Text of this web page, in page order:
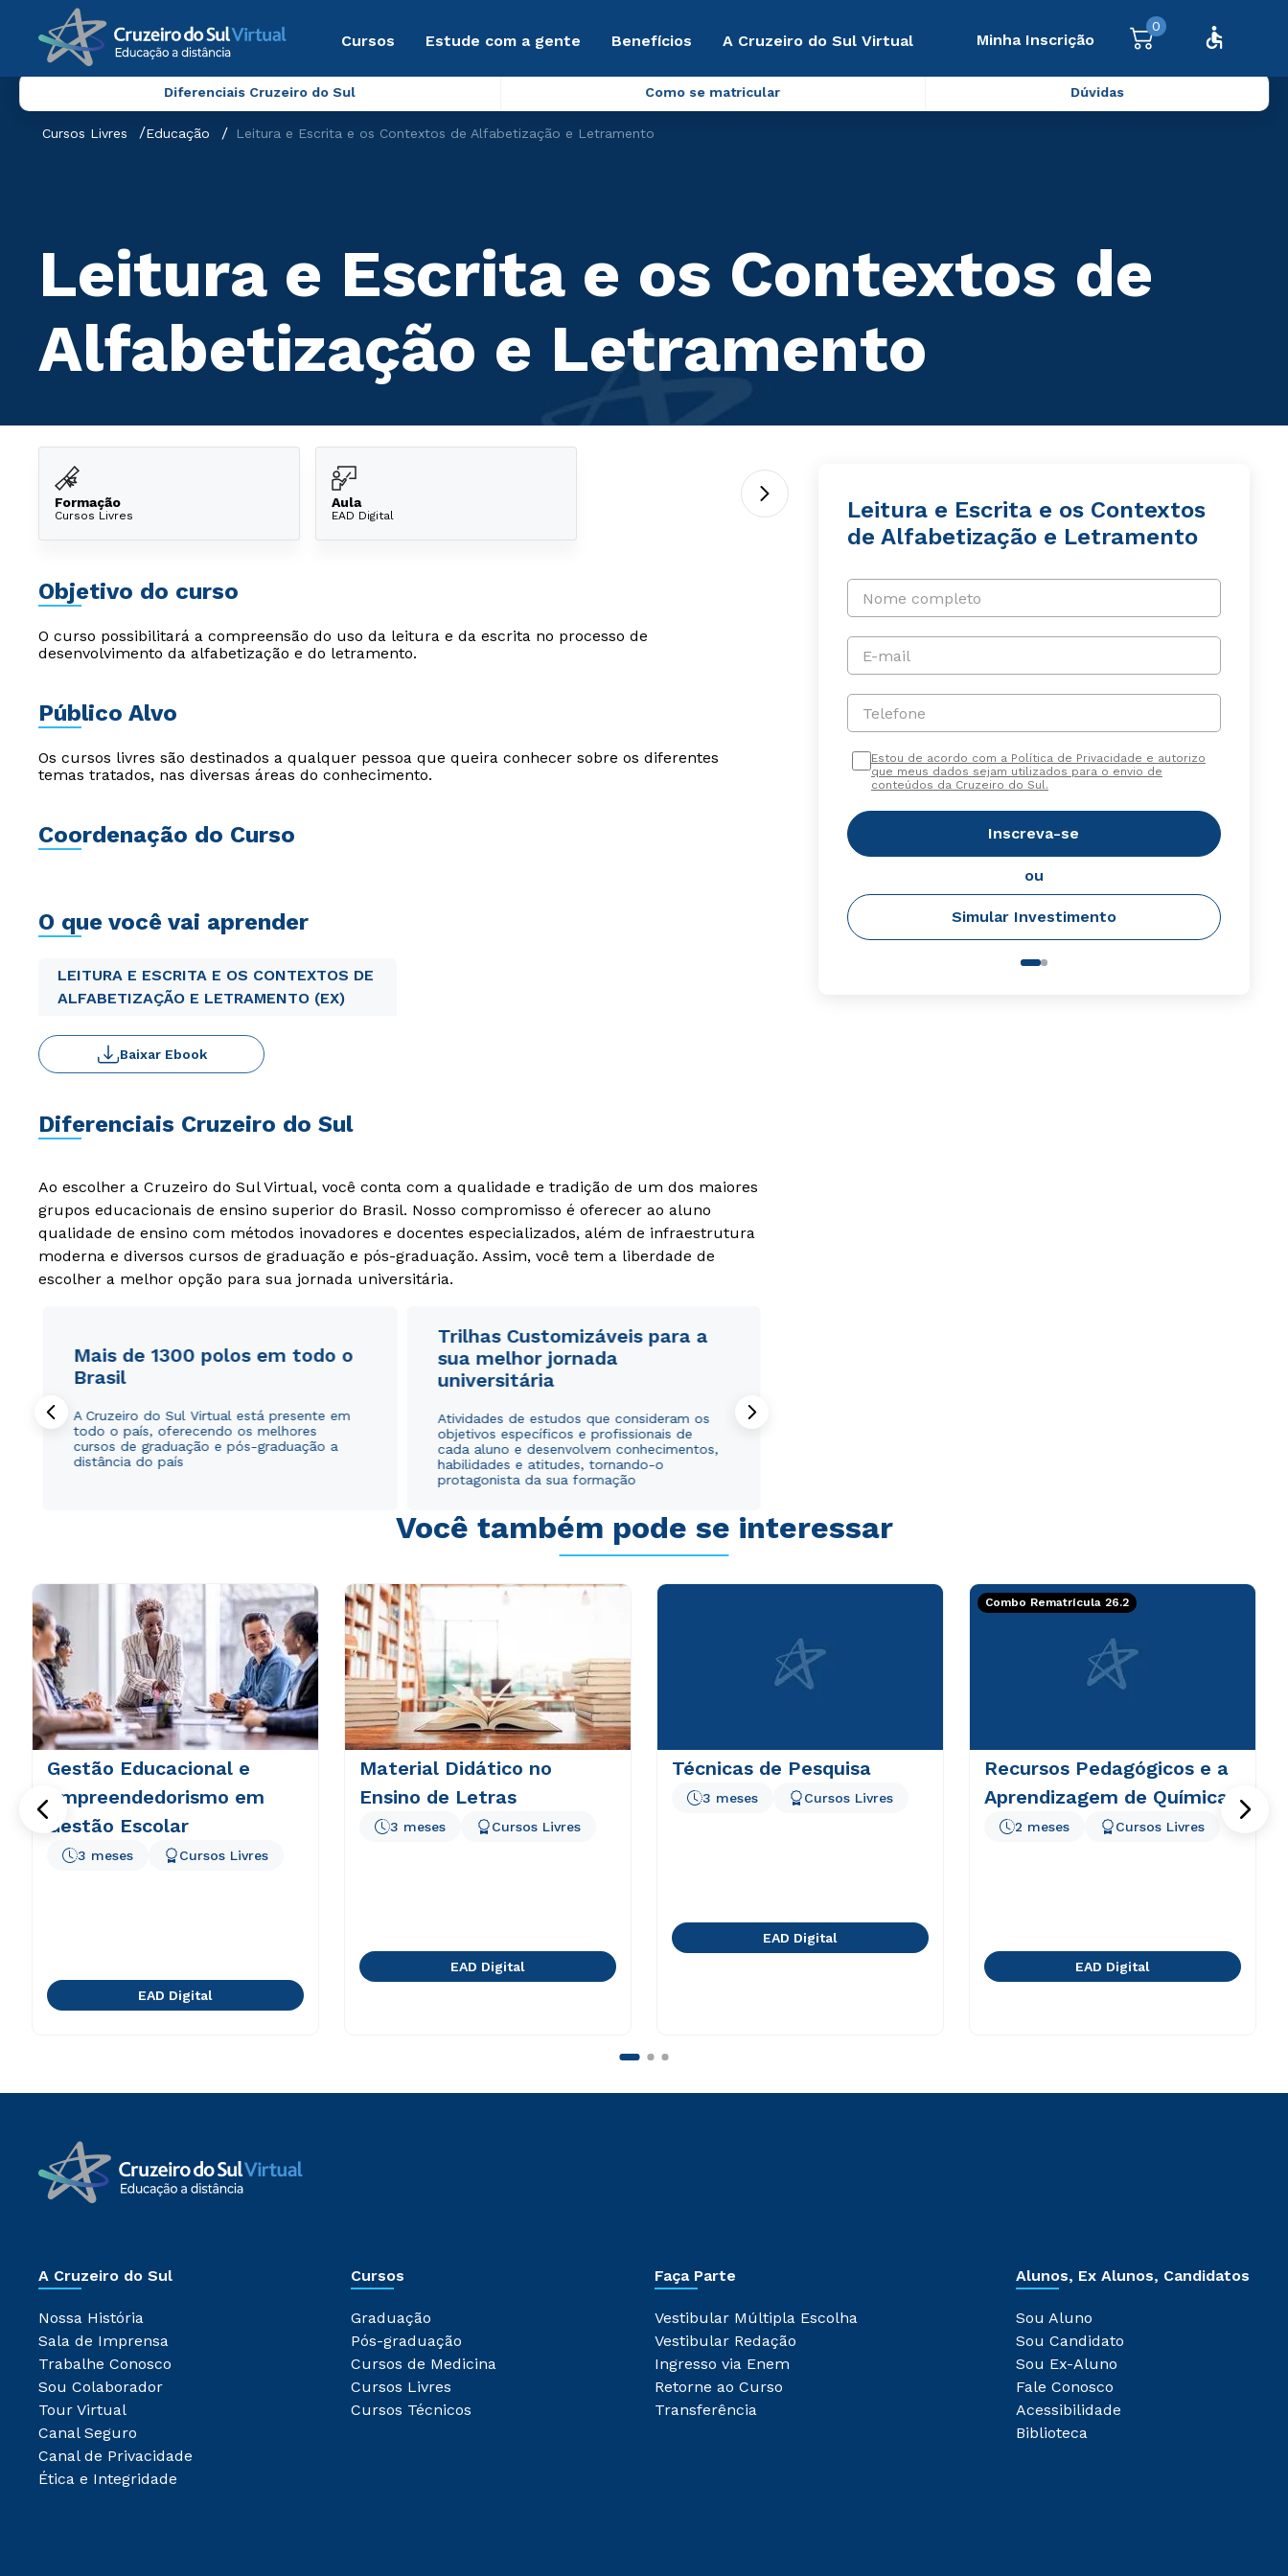
Cursos Estude com a gente Benefícios A Cruzeiro do Sul Virtual Minha Inscrição
0
Diferenciais Cruzeiro do Sul Como se matricular Dúvidas
Cursos Livres Educação Leitura e Escrita e os Contextos de Alfabetização e Letramento
Leitura e Escrita e os Contextos de
Alfabetização e Letramento
Formação
Cursos Livres
Aula
EAD Digital
Objetivo do curso
O curso possibilitará a compreensão do uso da leitura e da escrita no processo de
desenvolvimento da alfabetização e do letramento.
Público Alvo
Os cursos livres são destinados a qualquer pessoa que queira conhecer sobre os diferentes
temas tratados, nas diversas áreas do conhecimento.
Coordenação do Curso
O que você vai aprender
LEITURA E ESCRITA E OS CONTEXTOS DE
ALFABETIZAÇÃO E LETRAMENTO (EX)
Baixar Ebook
Diferenciais Cruzeiro do Sul
Ao escolher a Cruzeiro do Sul Virtual, você conta com a qualidade e tradição de um dos maiores
grupos educacionais de ensino superior do Brasil. Nosso compromisso é oferecer ao aluno
qualidade de ensino com métodos inovadores e docentes especializados, além de infraestrutura
moderna e diversos cursos de graduação e pós-graduação. Assim, você tem a liberdade de
escolher a melhor opção para sua jornada universitária.
Mais de 1300 polos em todo o
Brasil
A Cruzeiro do Sul Virtual está presente em
todo o país, oferecendo os melhores
cursos de graduação e pós-graduação a
distância do país
Trilhas Customizáveis para a
sua melhor jornada
universitária
Atividades de estudos que consideram os
objetivos específicos e profissionais de
cada aluno e desenvolvem conhecimentos,
habilidades e atitudes, tornando-o
protagonista da sua formação
Leitura e Escrita e os Contextos
de Alfabetização e Letramento
Nome completo
E-mail
Telefone
Estou de acordo com a Política de Privacidade e autorizo
que meus dados sejam utilizados para o envio de
conteúdos da Cruzeiro do Sul.
Inscreva-se
ou
Simular Investimento
Você também pode se interessar
Gestão Educacional e
Empreendedorismo em
Gestão Escolar
3 meses Cursos Livres
EAD Digital
Material Didático no
Ensino de Letras
3 meses Cursos Livres
EAD Digital
Técnicas de Pesquisa
3 meses Cursos Livres
EAD Digital
Combo Rematrícula 26.2
Recursos Pedagógicos e a
Aprendizagem de Química
2 meses Cursos Livres
EAD Digital
A Cruzeiro do Sul
Nossa História
Sala de Imprensa
Trabalhe Conosco
Sou Colaborador
Tour Virtual
Canal Seguro
Canal de Privacidade
Ética e Integridade
Cursos
Graduação
Pós-graduação
Cursos de Medicina
Cursos Livres
Cursos Técnicos
Faça Parte
Vestibular Múltipla Escolha
Vestibular Redação
Ingresso via Enem
Retorne ao Curso
Transferência
Alunos, Ex Alunos, Candidatos
Sou Aluno
Sou Candidato
Sou Ex-Aluno
Fale Conosco
Acessibilidade
Biblioteca
Estou de acordo com aPolítica de Privacidade.
autorizo que meus dados sejam utilizados para o
Estou de acordo com aPolítica de Privacidade.
autorizo que meus dados sejam utilizados para o